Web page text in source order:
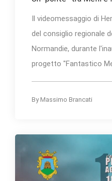
Il videomessaggio di
del consiglio regionale
Normandie, durante
progetto "Fantastico
By Massimo Brancati